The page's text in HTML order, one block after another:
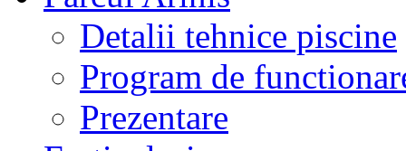
Detalii tehnice piscine
Program de
Prezentare